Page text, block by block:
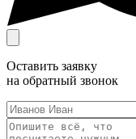
Оставить заявку
на обратный звонок